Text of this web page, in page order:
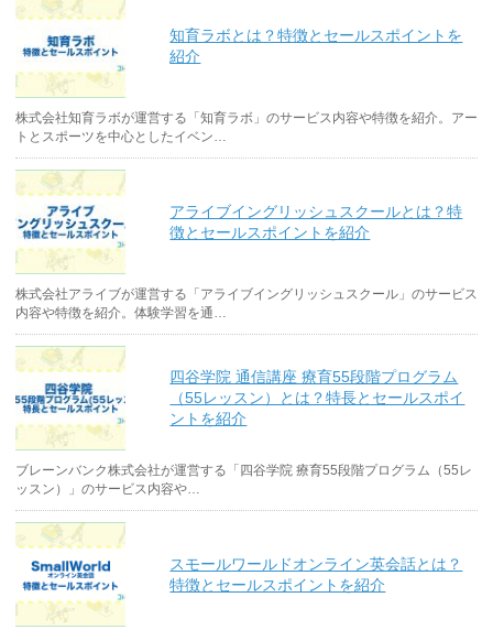
知育ラボとは？特徴とセールスポイントを
紹介
株式会社知育ラボが運営する「知育ラボ」のサービス内容や特徴を紹介。アー
トとスポーツを中心としたイベン…
アライブイングリッシュスクールとは？特
徴とセールスポイントを紹介
株式会社アライブが運営する「アライブイングリッシュスクール」のサービス
内容や特徴を紹介。体験学習を通…
四谷学院 通信講座 療育55段階プログラム
（55レッスン）とは？特長とセールスポイ
ントを紹介
ブレーンバンク株式会社が運営する「四谷学院 療育55段階プログラム（55レ
ッスン）」のサービス内容や…
スモールワールドオンライン英会話とは？
特徴とセールスポイントを紹介